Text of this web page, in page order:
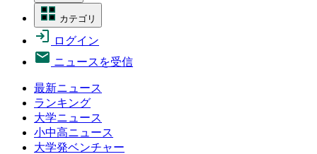
カテゴリ
ログイン
ニュースを受信
最新ニュース
ランキング
大学ニュース
小中高ニュース
大学発ベンチャー